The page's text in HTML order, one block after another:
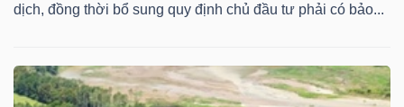
dịch, đồng thời bổ sung quy định chủ đầu tư phải có bảo...
(-)